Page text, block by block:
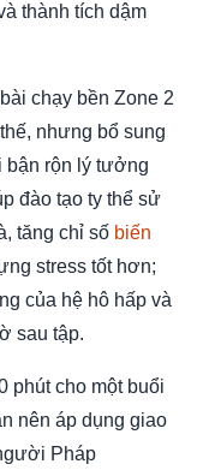
thành tích dậm
chạy bền Zone 2
nhưng bổ sung
bận rộn lý tưởng
đào tạo ty thể sử
tăng chỉ số biến
stress tốt hơn;
của hệ hô hấp và
sau tập.
phút cho một buổi
nên áp dụng giao
Pháp